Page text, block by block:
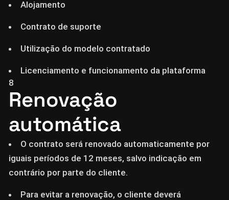
Alojamento
Contrato de suporte
Utilização do modelo contratado
Licenciamento e funcionamento da plataforma
8
Renovação
automática
O contrato será renovado automaticamente por
iguais períodos de 12 meses, salvo indicação em
contrário por parte do cliente.
Para evitar a renovação, o cliente deverá